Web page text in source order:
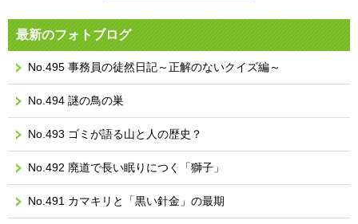
最新のフォトブログ
No.495 事務員の徒然日記～正解のないクイズ編～
No.494 謎の鳥の巣
No.493 ゴミが語る山と人の歴史？
No.492 廃道で長い眠りにつく「獅子」
No.491 カマキリと「黒い針金」の最期